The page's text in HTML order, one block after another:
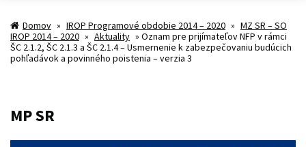
Domov » IROP Programové obdobie 2014 – 2020 » MZ SR – SO
IROP 2014 – 2020 » Aktuality » Oznam pre prijímateľov NFP v rámci
ŠC 2.1.2, ŠC 2.1.3 a ŠC 2.1.4 – Usmernenie k zabezpečovaniu budúcich
pohľadávok a povinného poistenia – verzia 3
MP SR